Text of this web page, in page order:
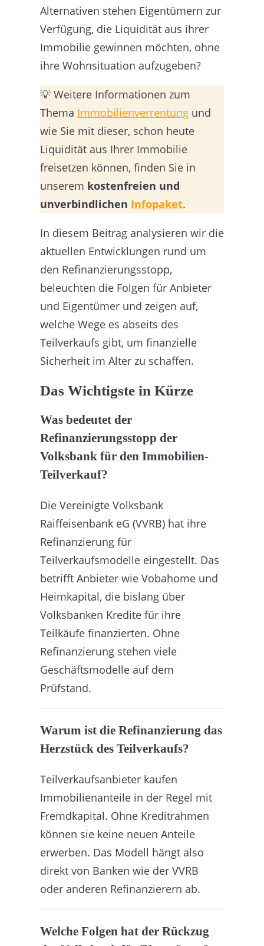
Alternativen stehen Eigentümern zur
Verfügung, die Liquidität aus ihrer
Immobilie gewinnen möchten, ohne
ihre Wohnsituation aufzugeben?
💡 Weitere Informationen zum
Thema Immobilienverrentung und
wie Sie mit dieser, schon heute
Liquidität aus Ihrer Immobilie
freisetzen können, finden Sie in
unserem kostenfreien und
unverbindlichen Infopaket.
In diesem Beitrag analysieren wir die
aktuellen Entwicklungen rund um
den Refinanzierungsstopp,
beleuchten die Folgen für Anbieter
und Eigentümer und zeigen auf,
welche Wege es abseits des
Teilverkaufs gibt, um finanzielle
Sicherheit im Alter zu schaffen.
Das Wichtigste in Kürze
Was bedeutet der
Refinanzierungsstopp der
Volksbank für den Immobilien-
Teilverkauf?
Die Vereinigte Volksbank
Raiffeisenbank eG (VVRB) hat ihre
Refinanzierung für
Teilverkaufsmodelle eingestellt. Das
betrifft Anbieter wie Vobahome und
Heimkapital, die bislang über
Volksbanken Kredite für ihre
Teilkäufe finanzierten. Ohne
Refinanzierung stehen viele
Geschäftsmodelle auf dem
Prüfstand.
Warum ist die Refinanzierung das
Herzstück des Teilverkaufs?
Teilverkaufsanbieter kaufen
Immobilienanteile in der Regel mit
Fremdkapital. Ohne Kreditrahmen
können sie keine neuen Anteile
erwerben. Das Modell hängt also
direkt von Banken wie der VVRB
oder anderen Refinanzierern ab.
Welche Folgen hat der Rückzug